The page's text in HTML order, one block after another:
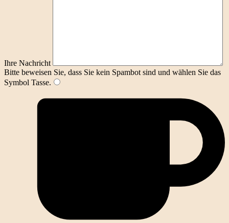
Ihre Nachricht
Bitte beweisen Sie, dass Sie kein Spambot sind und wählen Sie das
Symbol Tasse.